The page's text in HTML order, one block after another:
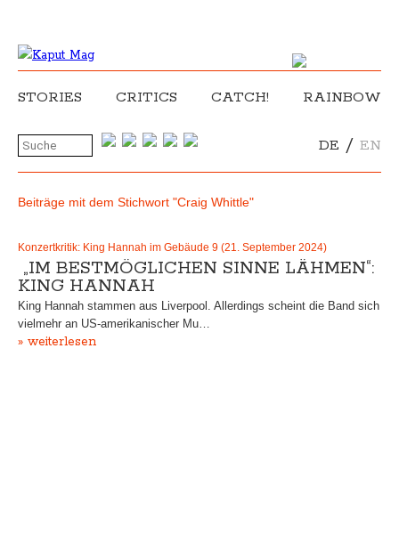
STORIES CRITICS CATCH! RAINBOW
DE / EN
Beiträge mit dem Stichwort "Craig Whittle"
Konzertkritik: King Hannah im Gebäude 9 (21. September 2024)
„IM BESTMÖGLICHEN SINNE LÄHMEN“:
KING HANNAH
King Hannah stammen aus Liverpool. Allerdings scheint die Band sich
vielmehr an US-amerikanischer Mu…
» weiterlesen